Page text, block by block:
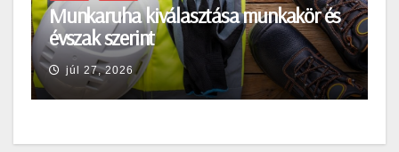
Munkaruha kiválasztása munkakör és
évszak szerint
júl 27, 2026